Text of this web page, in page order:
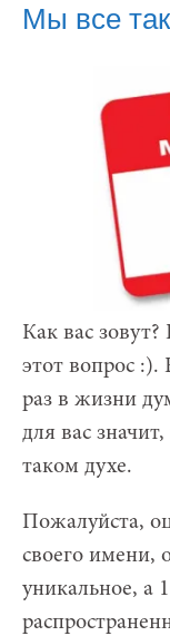
Мы все
Как вас
этот вопрос :).
раз в жизни
для вас
таком духе.
Пожалуйста,
своего имени,
уникальное, а